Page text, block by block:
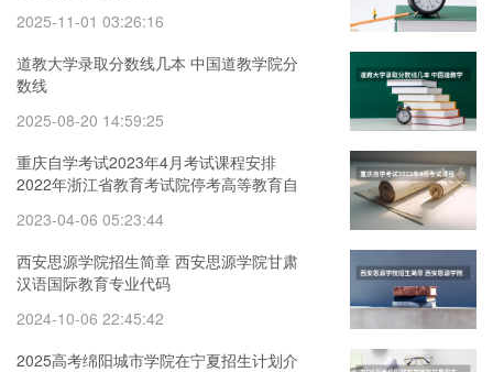
2025-11-01 03:26:16
道教大学录取分数线几本 中国道教学院分
数线
2025-08-20 14:59:25
重庆自学考试2023年4月考试课程安排
2022年浙江省教育考试院停考高等教育自
2023-04-06 05:23:44
西安思源学院招生简章 西安思源学院甘肃
汉语国际教育专业代码
2024-10-06 22:45:42
2025高考绵阳城市学院在宁夏招生计划介